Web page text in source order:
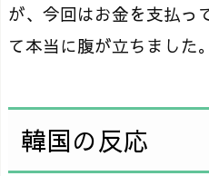
が、今回はお金を支払っ
て本当に腹が立ちました。
韓国の反応